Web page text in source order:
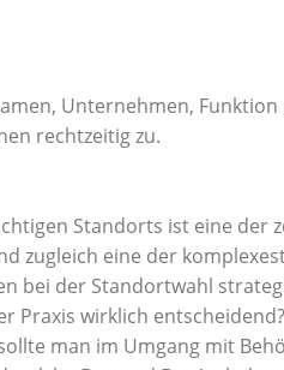
Unternehmen, Funktion
rechtzeitig zu.
Standorts ist eine der
zugleich eine der
bei der Standortwahl
Praxis wirklich
man im Umgang mit